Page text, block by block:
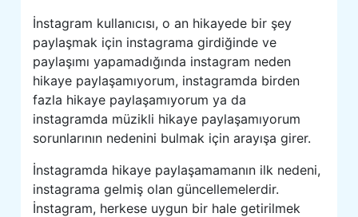
İnstagram kullanıcısı, o an hikayede bir şey
paylaşmak için instagrama girdiğinde ve
paylaşımı yapamadığında instagram neden
hikaye paylaşamıyorum, instagramda birden
fazla hikaye paylaşamıyorum ya da
instagramda müzikli hikaye paylaşamıyorum
sorunlarının nedenini bulmak için arayışa girer.
İnstagramda hikaye paylaşamamanın ilk nedeni,
instagrama gelmiş olan güncellemelerdir.
İnstagram, herkese uygun bir hale getirilmek